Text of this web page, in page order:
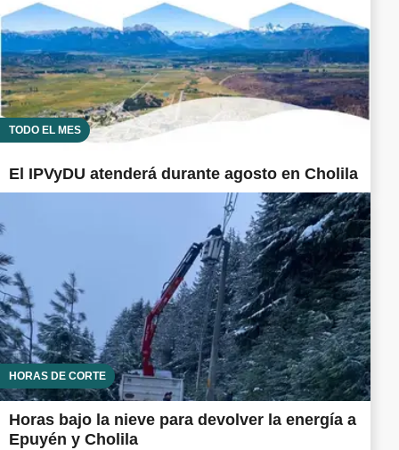
TODO EL MES
El IPVyDU atenderá durante agosto en Cholila
HORAS DE CORTE
Horas bajo la nieve para devolver la energía a
Epuyén y Cholila